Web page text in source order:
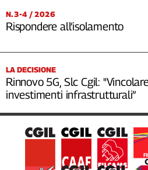
N. 3-4 / 2026
Rispondere all’isolamento
LA DECISIONE
Rinnovo 5G, Slc Cgil:
investimenti infrastrutturali”